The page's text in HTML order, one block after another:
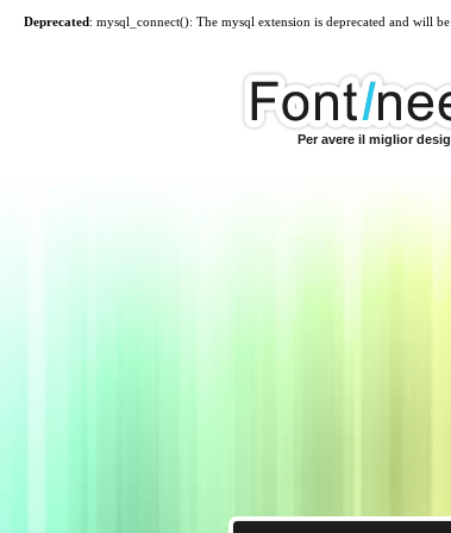
Deprecated: mysql_connect(): The mysql extension is deprecated and will
Per avere il miglior